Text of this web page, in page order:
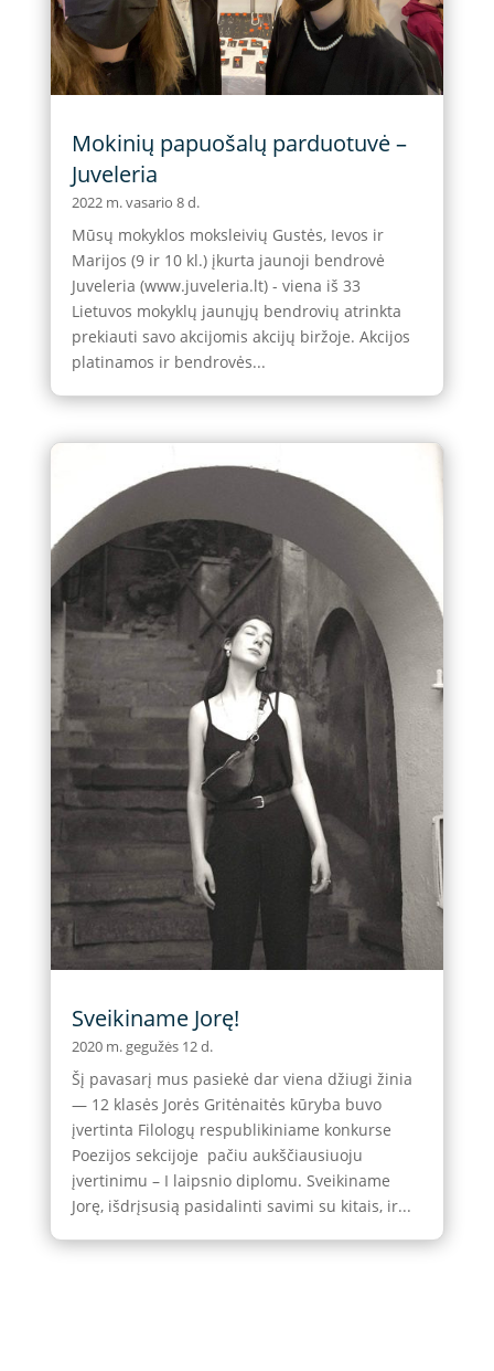
Mokinių papuošalų parduotuvė –
Juveleria
2022 m. vasario 8 d.
Mūsų mokyklos moksleivių Gustės, Ievos ir
Marijos (9 ir 10 kl.) įkurta jaunoji bendrovė
Juveleria (www.juveleria.lt) - viena iš 33
Lietuvos mokyklų jaunųjų bendrovių atrinkta
prekiauti savo akcijomis akcijų biržoje. Akcijos
platinamos ir bendrovės...
Sveikiname Jorę!
2020 m. gegužės 12 d.
Šį pavasarį mus pasiekė dar viena džiugi žinia
— 12 klasės Jorės Gritėnaitės kūryba buvo
įvertinta Filologų respublikiniame konkurse
Poezijos sekcijoje pačiu aukščiausiuoju
įvertinimu – I laipsnio diplomu. Sveikiname
Jorę, išdrįsusią pasidalinti savimi su kitais, ir...